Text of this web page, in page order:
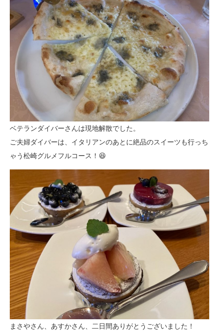
ベテランダイバーさんは現地解散でした。
ご夫婦ダイバーは、イタリアンのあとに絶品のスイーツも行っち
ゃう松崎グルメフルコース！😆
まさやさん、あすかさん、二日間ありがとうございました！